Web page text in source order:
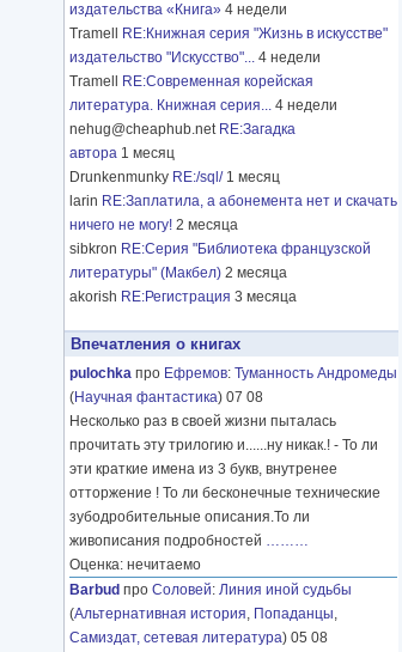
издательства «Книга» 4 недели
Tramell
RE:Книжная серия "Жизнь в искусстве"
издательство "Искусство"... 4 недели
Tramell
RE:Современная корейская
литература. Книжная серия... 4 недели
nehug@cheaphub.net RE:Загадка
автора 1 месяц
Drunkenmunky RE:/sql/ 1 месяц
larin RE:Заплатила, а абонемента нет и скачать
ничего не могу! 2 месяца
sibkron RE:Серия "Библиотека французской
литературы" (Макбел) 2 месяца
akorish RE:Регистрация 3 месяца
Впечатления о книгах
pulochka про Ефремов: Туманность Андромеды
(Научная фантастика) 07 08
Несколько раз в своей жизни пыталась
прочитать эту трилогию и......ну никак.! - То ли
эти краткие имена из 3 букв, внутренее
отторжение ! То ли бесконечные технические
зубодробительные описания.То ли
живописания подробностей ………
Оценка: нечитаемо
Barbud про Соловей: Линия иной судьбы
(Альтернативная история, Попаданцы,
Самиздат, сетевая литература) 05 08